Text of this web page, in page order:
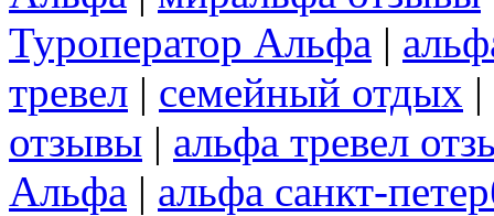
Туроператор Альфа |
тревел | семейный отдых |
отзывы | альфа тревел
Альфа | альфа санкт-